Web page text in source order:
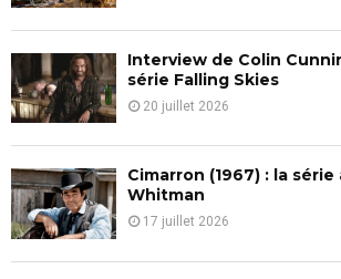
Interview de Colin
série Falling Skies
20 juillet 2026
Cimarron (1967) : la
Whitman
17 juillet 2026